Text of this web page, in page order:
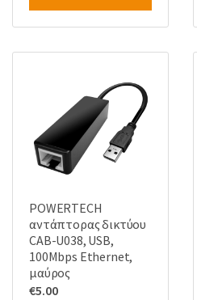
POWERTECH
αντάπτορας δικτύου
CAB-U038, USB,
100Mbps Ethernet,
μαύρος
€5.00